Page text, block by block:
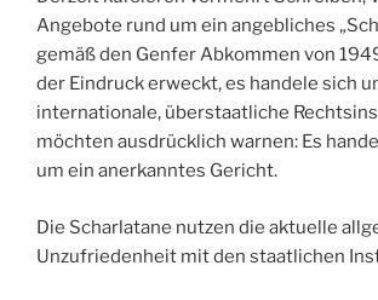
Angebote rund um ein angebliches
gemäß den Genfer Abkommen von
der Eindruck erweckt, es handele sich
internationale, überstaatliche
möchten ausdrücklich warnen: Es
um ein anerkanntes Gericht.
Die Scharlatane nutzen die aktuelle
Unzufriedenheit mit den staatlichen